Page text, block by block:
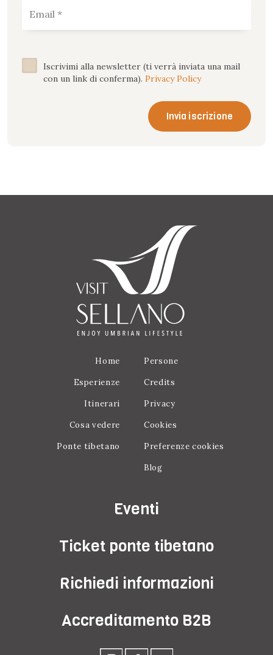
Iscrivimi alla newsletter (ti verrà inviata una mail
con un link di conferma). Privacy Policy
Invia iscrizione
Home
Esperienze
Itinerari
Cosa vedere
Ponte tibetano
Persone
Credits
Privacy
Cookies
Preferenze cookies
Blog
Eventi
Ticket ponte tibetano
Richiedi informazioni
Accreditamento B2B